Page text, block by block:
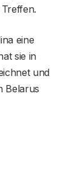
eine
sie in
und
Belarus